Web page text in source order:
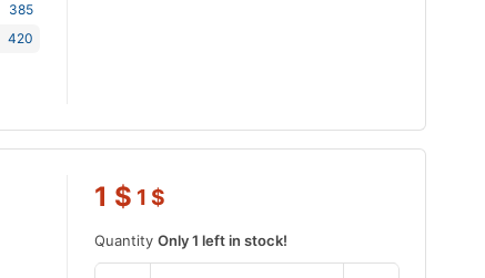
385
420
1 $ 1 $
QuantityOnly 1 left in stock!